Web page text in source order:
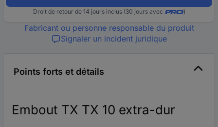
Droit de retour de 14 jours inclus (30 jours avec )
Fabricant ou personne responsable du produit
Signaler un incident juridique
Points forts et détails
Embout TX TX 10 extra-dur